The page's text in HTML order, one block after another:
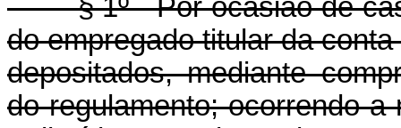
§ 1º - Por ocasião de
do empregado titular da
depositados, mediante
do regulamento; ocorrendo